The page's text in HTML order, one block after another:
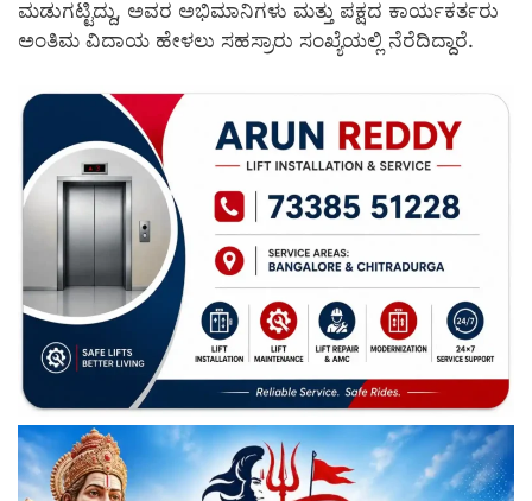
ಮಡುಗಟ್ಟಿದ್ದು, ಅವರ ಅಭಿಮಾನಿಗಳು ಮತ್ತು ಪಕ್ಷದ ಕಾರ್ಯಕರ್ತರು
ಅಂತಿಮ ವಿದಾಯ ಹೇಳಲು ಸಹಸ್ರಾರು ಸಂಖ್ಯೆಯಲ್ಲಿ ನೆರೆದಿದ್ದಾರೆ.